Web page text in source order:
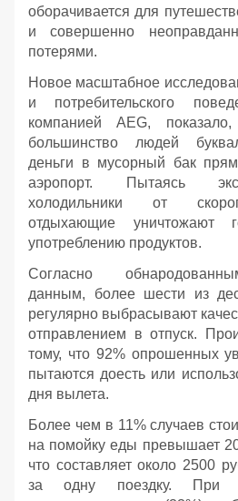
оборачивается для
и совершенно
потерями.
Новое масштабное
и потребительского
компанией AEG,
большинство людей
деньги в мусорный бак
аэропорт. Пытаясь
холодильники от
отдыхающие уничтожают
употреблению продуктов.
Согласно
данным, более шести из
регулярно выбрасывают
отправлением в отпуск.
тому, что 92% опрошенных
пытаются доесть или
дня вылета.
Более чем в 11% случаев
на помойку еды превышает
что составляет около 2500
за одну поездку. При